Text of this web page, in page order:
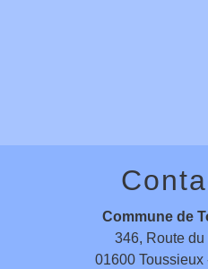
Commune de
346, Route du
01600 Toussieux